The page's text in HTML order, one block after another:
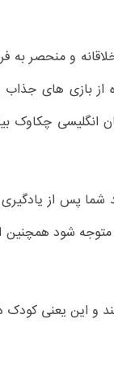
و منحصر به
از بازی های
انگلیسی چکاوک
پس از یادگیری
شود همچنین
و این یعنی